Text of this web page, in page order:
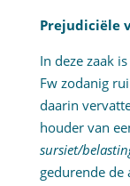
Prejudiciële
In deze zaak
Fw zodanig
daarin
houder van
sursiet/
gedurende de